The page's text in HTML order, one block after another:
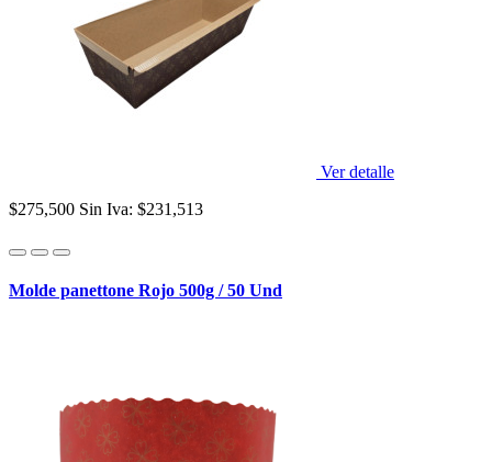
Ver detalle
$275,500 Sin Iva: $231,513
Molde panettone Rojo 500g / 50 Und